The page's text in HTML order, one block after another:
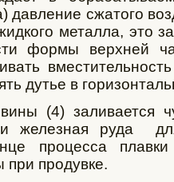
сжатого
металла, это
формы верхней
дутье в
(4) заливается
железная руда
процесса
при продувке.